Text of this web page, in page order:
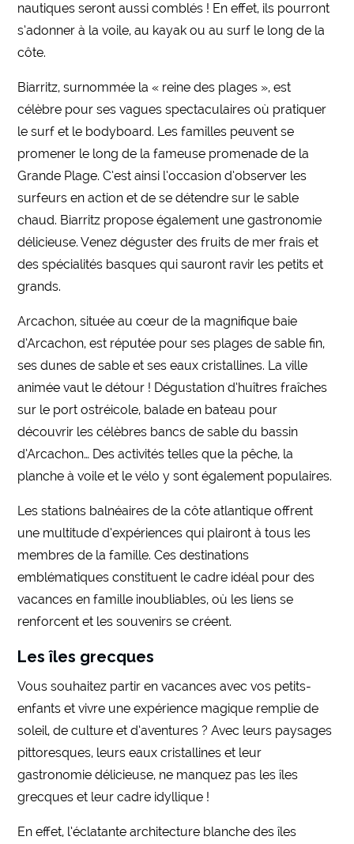
nautiques seront aussi comblés ! En effet, ils pourront
s’adonner à la voile, au kayak ou au surf le long de la
côte.
Biarritz, surnommée la « reine des plages », est
célèbre pour ses vagues spectaculaires où pratiquer
le surf et le bodyboard. Les familles peuvent se
promener le long de la fameuse promenade de la
Grande Plage. C’est ainsi l’occasion d’observer les
surfeurs en action et de se détendre sur le sable
chaud. Biarritz propose également une gastronomie
délicieuse. Venez déguster des fruits de mer frais et
des spécialités basques qui sauront ravir les petits et
grands.
Arcachon, située au cœur de la magnifique baie
d’Arcachon, est réputée pour ses plages de sable fin,
ses dunes de sable et ses eaux cristallines. La ville
animée vaut le détour ! Dégustation d’huîtres fraîches
sur le port ostréicole, balade en bateau pour
découvrir les célèbres bancs de sable du bassin
d’Arcachon… Des activités telles que la pêche, la
planche à voile et le vélo y sont également populaires.
Les stations balnéaires de la côte atlantique offrent
une multitude d’expériences qui plairont à tous les
membres de la famille. Ces destinations
emblématiques constituent le cadre idéal pour des
vacances en famille inoubliables, où les liens se
renforcent et les souvenirs se créent.
Les îles grecques
Vous souhaitez partir en vacances avec vos petits-
enfants et vivre une expérience magique remplie de
soleil, de culture et d’aventures ? Avec leurs paysages
pittoresques, leurs eaux cristallines et leur
gastronomie délicieuse, ne manquez pas les îles
grecques et leur cadre idyllique !
En effet, l’éclatante architecture blanche des îles